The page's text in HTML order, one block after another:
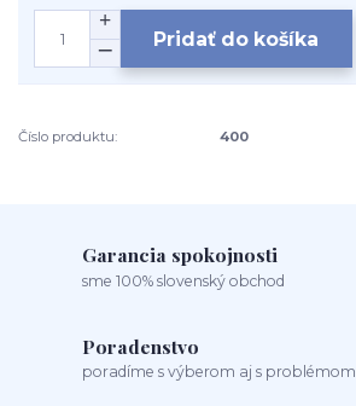
Pridať do košíka
Číslo produktu: 400
Garancia spokojnosti
sme 100% slovenský obchod
Poradenstvo
poradíme s výberom aj s problémom